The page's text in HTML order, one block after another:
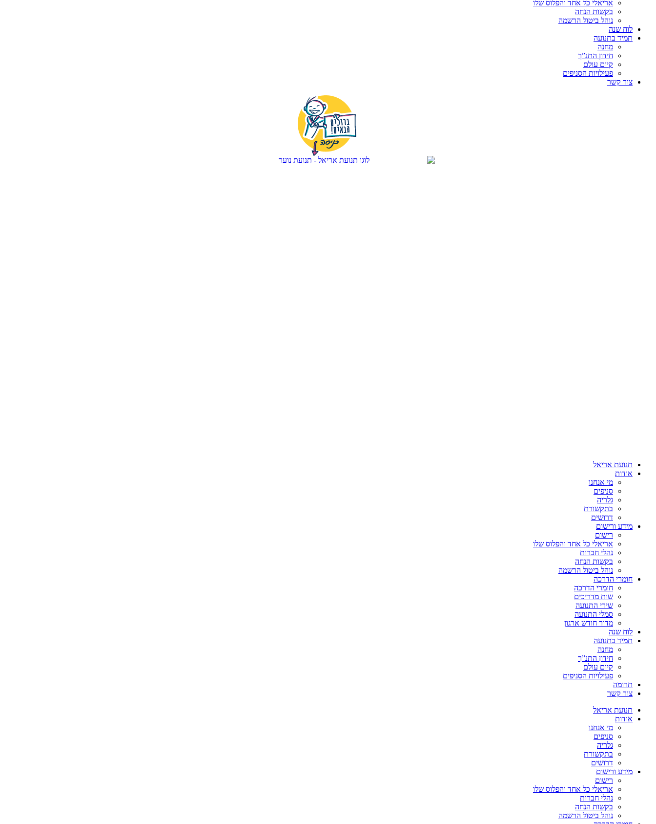
אריאלי כל אחד והפלוס שלו
בקשות הנחה
נוהל ביטול הרשמה
לוח שנה
תמיד בתנועה
מחנה
חידון התנ”ך
קיום עולם
פעילויות הסניפים
צור קשר
תנועת אריאל
אודות
מי אנחנו
סניפים
גלריה
בתקשורת
דרושים
מידע ורישום
רישום
אריאלי כל אחד והפלוס שלו
נהלי חברות
בקשות הנחה
נוהל ביטול הרשמה
חומרי הדרכה
חומרי הדרכה
שות מדריכים
שירי התנועה
סמלי התנועה
מדור חודש ארגון
לוח שנה
תמיד בתנועה
מחנה
חידון התנ”ך
קיום עולם
פעילויות הסניפים
תרומה
צור קשר
תנועת אריאל
אודות
מי אנחנו
סניפים
גלריה
בתקשורת
דרושים
מידע ורישום
רישום
אריאלי כל אחד והפלוס שלו
נהלי חברות
בקשות הנחה
נוהל ביטול הרשמה